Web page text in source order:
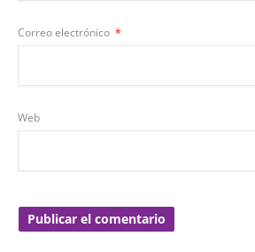
Correo electrónico *
Web